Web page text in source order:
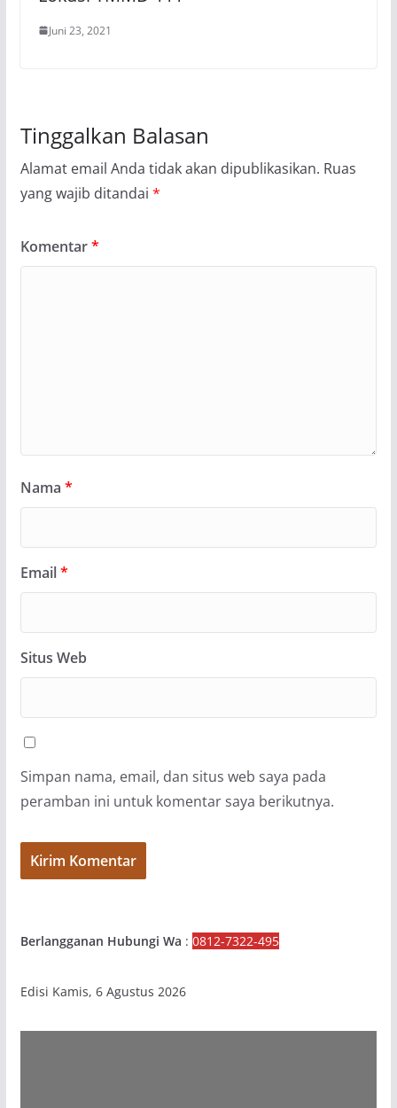
Juni 23, 2021
Tinggalkan Balasan
Alamat email Anda tidak akan dipublikasikan. Ruas
yang wajib ditandai *
Komentar*
Nama *
Email*
Situs Web
Simpan nama, email, dan situs web saya pada
peramban ini untuk komentar saya berikutnya.
Berlangganan Hubungi Wa : 0812-7322-495
Edisi Kamis, 6 Agustus 2026